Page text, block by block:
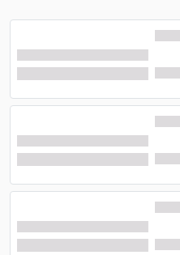
و سوئیت پنج نفره را مورد
امکانات موجود در داخل
تهویه مطبوع، حمام،
سرویس بهداشتی،
نمود.
بیرجند
تک ستاره است که بیشتر